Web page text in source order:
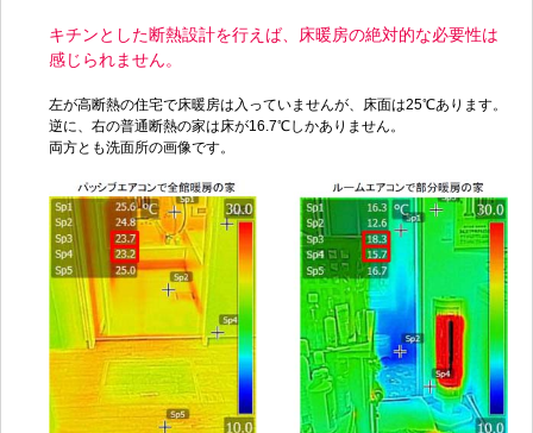
キチンとした断熱設計を行えば、床暖房の絶対的な必要性は
感じられません。
左が高断熱の住宅で床暖房は入っていませんが、床面は25℃あります。
逆に、右の普通断熱の家は床が16.7℃しかありません。
両方とも洗面所の画像です。